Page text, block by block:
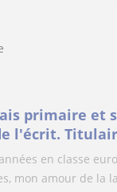
primaire et
l'écrit.
en classe
mon amour de la